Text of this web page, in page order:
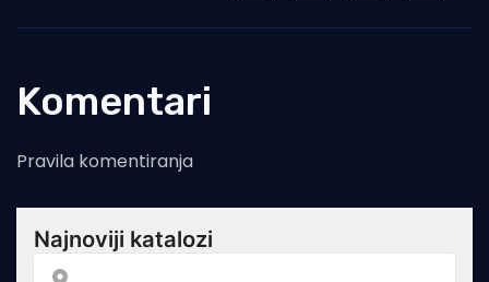
Komentari
Pravila komentiranja